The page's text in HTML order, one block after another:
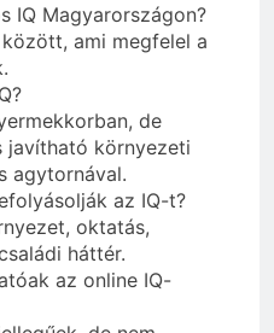
IQ Magyarországon?
ami megfelel a
de
javítható környezeti
agytornával.
az IQ-t?
oktatás,
háttér.
az online IQ-